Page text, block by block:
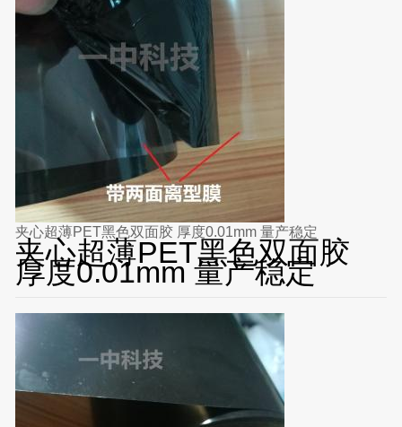
夹心超薄PET黑色双面胶 厚度0.01mm 量产稳定
夹心超薄PET黑色双面胶
厚度0.01mm 量产稳定